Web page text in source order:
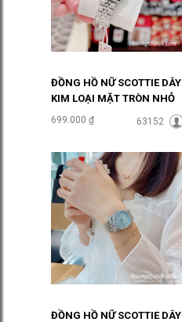
ĐỒNG HỒ NỮ SCOTTIE DÂY
KIM LOẠI MẶT TRÒN NHỎ
ĐÍNH ĐÁ ĐHĐ48601
699.000 ₫ 63152
ĐỒNG HỒ NỮ SCOTTIE DÂY